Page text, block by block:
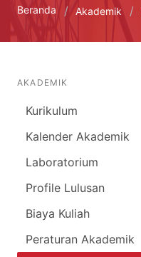
Beranda Akademik
AKADEMIK
Kurikulum
Kalender Akademik
Laboratorium
Profile Lulusan
Biaya Kuliah
Peraturan Akademik